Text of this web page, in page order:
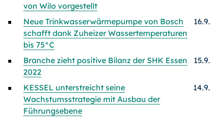
von Wilo vorgestellt
Neue Trinkwasserwärmepumpe von Bosch
schafft dank Zuheizer Wassertemperaturen
bis 75°C
16.9.
Branche zieht positive Bilanz der SHK Essen
2022
15.9.
KESSEL unterstreicht seine
Wachstumsstrategie mit Ausbau der
Führungsebene
14.9.